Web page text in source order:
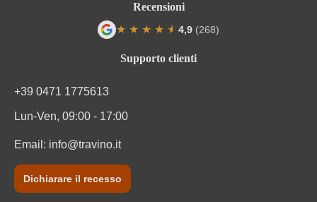
Supporto clienti
+39 0471 1775613
Lun-Ven, 09:00 - 17:00
Email: info@travino.it
Dichiarare il recesso
Recensioni
★ ★ ★ ★ ★
★ 4,9 (268)